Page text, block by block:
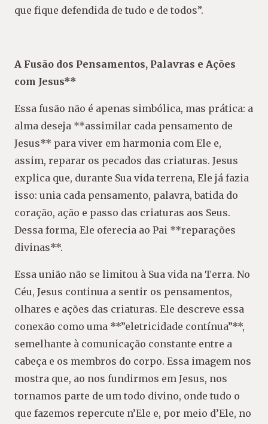
que fique defendida de tudo e de todos”.
A Fusão dos Pensamentos, Palavras e Ações
com Jesus**
Essa fusão não é apenas simbólica, mas prática: a
alma deseja **assimilar cada pensamento de
Jesus** para viver em harmonia com Ele e,
assim, reparar os pecados das criaturas. Jesus
explica que, durante Sua vida terrena, Ele já fazia
isso: unia cada pensamento, palavra, batida do
coração, ação e passo das criaturas aos Seus.
Dessa forma, Ele oferecia ao Pai **reparações
divinas**.
Essa união não se limitou à Sua vida na Terra. No
Céu, Jesus continua a sentir os pensamentos,
olhares e ações das criaturas. Ele descreve essa
conexão como uma **”eletricidade contínua”**,
semelhante à comunicação constante entre a
cabeça e os membros do corpo. Essa imagem nos
mostra que, ao nos fundirmos em Jesus, nos
tornamos parte de um todo divino, onde tudo o
que fazemos repercute n’Ele e, por meio d’Ele, no